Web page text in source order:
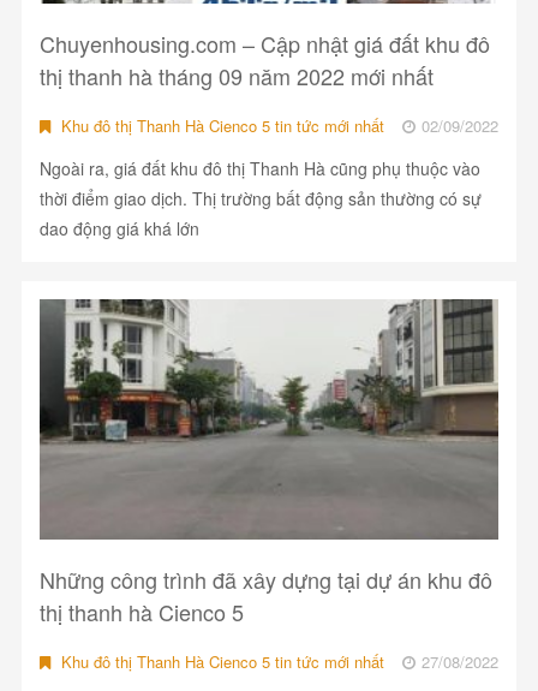
Chuyenhousing.com – Cập nhật giá đất khu đô
thị thanh hà tháng 09 năm 2022 mới nhất
Khu đô thị Thanh Hà Cienco 5 tin tức mới nhất 02/09/2022
Ngoài ra, giá đất khu đô thị Thanh Hà cũng phụ thuộc vào
thời điểm giao dịch. Thị trường bất động sản thường có sự
dao động giá khá lớn
Những công trình đã xây dựng tại dự án khu đô
thị thanh hà Cienco 5
Khu đô thị Thanh Hà Cienco 5 tin tức mới nhất 27/08/2022